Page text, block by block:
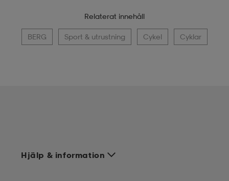
Relaterat innehåll
BERG Sport & utrustning Cykel Cyklar
Hjälp & information